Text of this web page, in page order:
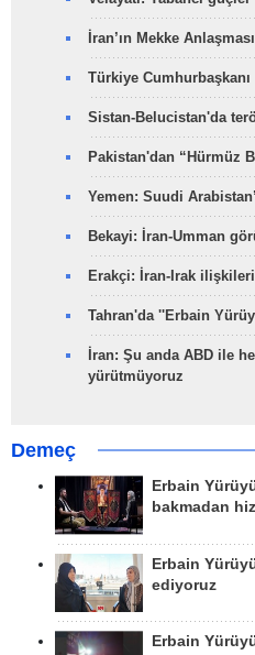
İran’ın Mekke
Türkiye
Sistan-Belucistan'da
Pakistan'dan “Hürmüz
Yemen: Suudi
Bekayi: İran-Umman
Erakçi: İran-Irak
Tahran'da ''Erbain
İran: Şu anda ABD ile
yürütmüyoruz
Demeç
Erbain
bakmadan
Erbain
ediyoruz
Erbain